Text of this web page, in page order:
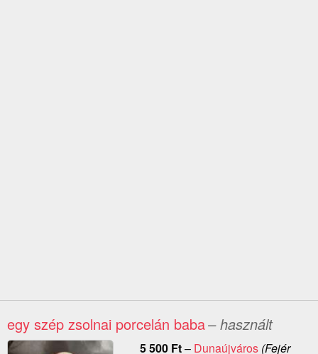
egy szép zsolnai porcelán baba– használt
5 500 Ft– Dunaújváros(Fejér